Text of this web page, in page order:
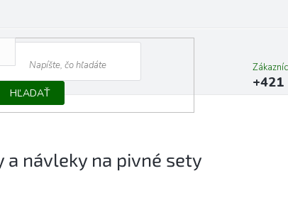
HĽADAŤ
+421
a návleky na pivné sety